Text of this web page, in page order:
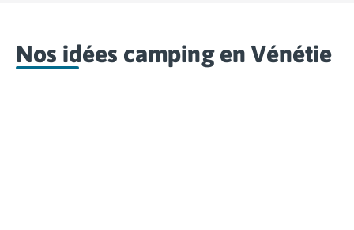
Nos idées camping en Vénétie